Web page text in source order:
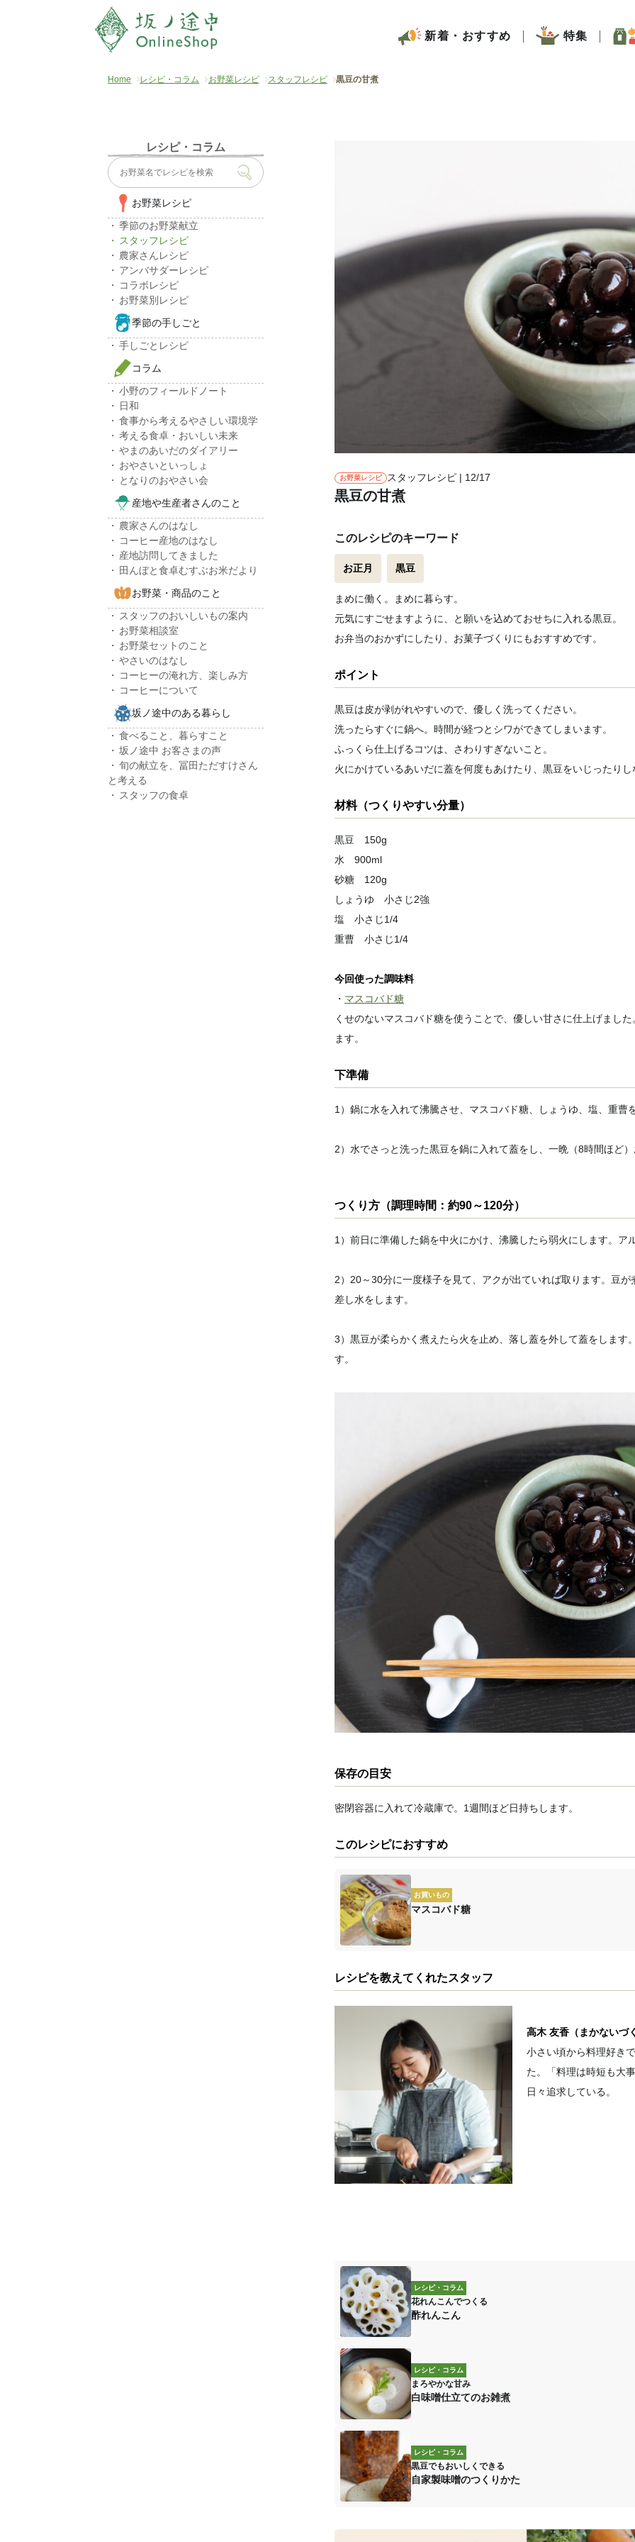
新着・おすすめ 特集
Home レシピ・コラム お野菜レシピ スタッフレシピ 黒豆の甘煮
お野菜レシピ スタッフレシピ | 12/17
黒豆の甘煮
このレシピのキーワード
お正月 黒豆
まめに働く。まめに暮らす。
元気にすごせますように、と願いを込めておせちに入れる黒豆。
お弁当のおかずにしたり、お菓子づくりにもおすすめです。
ポイント
黒豆は皮が剥がれやすいので、優しく洗ってください。
洗ったらすぐに鍋へ。時間が経つとシワができてしまいます。
ふっくら仕上げるコツは、さわりすぎないこと。
火にかけているあいだに蓋を何度もあけたり、黒豆をいじったりし
材料（つくりやすい分量）
黒豆 150g
水 900ml
砂糖 120g
しょうゆ 小さじ2強
塩 小さじ1/4
重曹 小さじ1/4
今回使った調味料
・ マスコバド糖
くせのないマスコバド糖を使うことで、優しい甘さに仕上げまし
ます。
下準備
1）鍋に水を入れて沸騰させ、マスコバド糖、しょうゆ、塩、重曹
2）水でさっと洗った黒豆を鍋に入れて蓋をし、一晩（8時間ほど）
つくり方（調理時間：約90～120分）
1）前日に準備した鍋を中火にかけ、沸騰したら弱火にします。ア
2）20～30分に一度様子を見て、アクが出ていれば取ります。豆
差し水をします。
3）黒豆が柔らかく煮えたら火を止め、落し蓋を外して蓋をします
す。
保存の目安
密閉容器に入れて冷蔵庫で。1週間ほど日持ちします。
このレシピにおすすめ
お買いもの
マスコバド糖
レシピを教えてくれたスタッフ
高木 友香（まかないづ
小さい頃から料理好き
た。「料理は時短も大
日々追求している。
レシピ・コラム
花れんこんでつくる
酢れんこん
レシピ・コラム
まろやかな甘み
白味噌仕立てのお雑煮
レシピ・コラム
黒豆でもおいしくできる
自家製味噌のつくりかた
レシピ・コラム
お野菜レシピ
季節のお野菜献立
スタッフレシピ
農家さんレシピ
アンバサダーレシピ
コラボレシピ
お野菜別レシピ
季節の手しごと
手しごとレシピ
コラム
小野のフィールドノート
日和
食事から考えるやさしい環境学
考える食卓・おいしい未来
やまのあいだのダイアリー
おやさいといっしょ
となりのおやさい会
産地や生産者さんのこと
農家さんのはなし
コーヒー産地のはなし
産地訪問してきました
田んぼと食卓むすぶお米だより
お野菜・商品のこと
スタッフのおいしいもの案内
お野菜相談室
お野菜セットのこと
やさいのはなし
コーヒーの淹れ方、楽しみ方
コーヒーについて
坂ノ途中のある暮らし
食べること、暮らすこと
坂ノ途中 お客さまの声
旬の献立を、冨田ただすけさん
と考える
スタッフの食卓